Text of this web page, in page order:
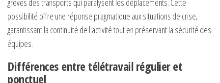
grèves des transports qui paralysent les déplacements. Cette
possibilité offre une réponse pragmatique aux situations de crise,
garantissant la continuité de l'activité tout en préservant la sécurité des
équipes.
Différences entre télétravail régulier et
ponctuel